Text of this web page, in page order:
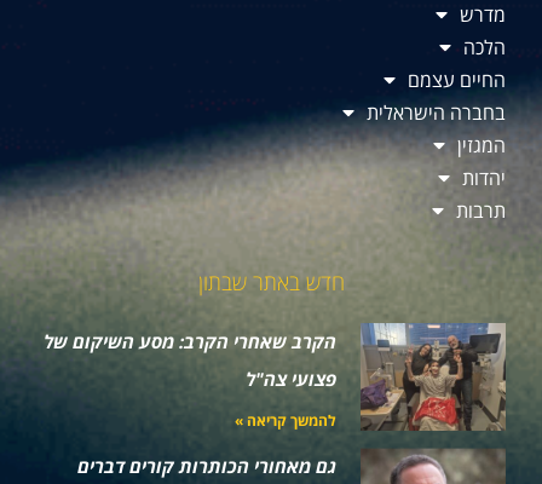
מדרש
הלכה
החיים עצמם
בחברה הישראלית
המגזין
יהדות
תרבות
חדש באתר שבתון
הקרב שאחרי הקרב: מסע השיקום של
פצועי צה"ל
להמשך קריאה »
גם מאחורי הכותרות קורים דברים